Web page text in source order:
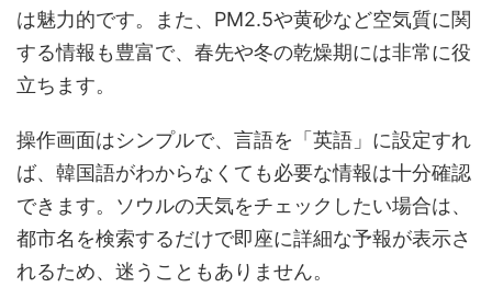
は魅力的です。また、PM2.5や黄砂など空気質に関
する情報も豊富で、春先や冬の乾燥期には非常に役
立ちます。
操作画面はシンプルで、言語を「英語」に設定すれ
ば、韓国語がわからなくても必要な情報は十分確認
できます。ソウルの天気をチェックしたい場合は、
都市名を検索するだけで即座に詳細な予報が表示さ
れるため、迷うこともありません。